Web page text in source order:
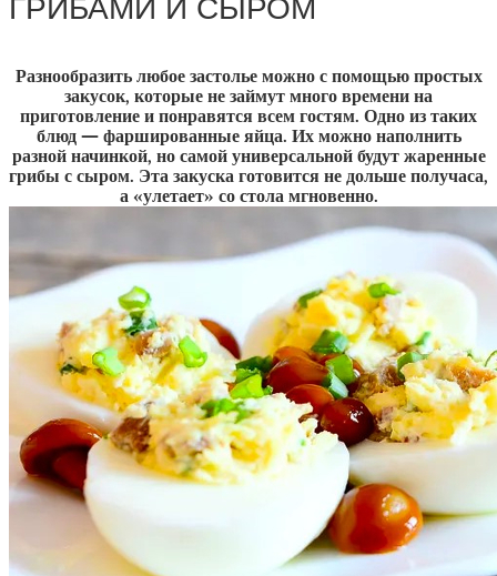
ГРИБАМИ И СЫРОМ
Разнообразить любое застолье можно с помощью простых
закусок, которые не займут много времени на
приготовление и понравятся всем гостям. Одно из таких
блюд — фаршированные яйца. Их можно наполнить
разной начинкой, но самой универсальной будут жаренные
грибы с сыром. Эта закуска готовится не дольше получаса,
а «улетает» со стола мгновенно.